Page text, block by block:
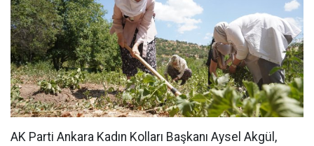
AK Parti Ankara Kadın Kolları Başkanı Aysel Akgül,